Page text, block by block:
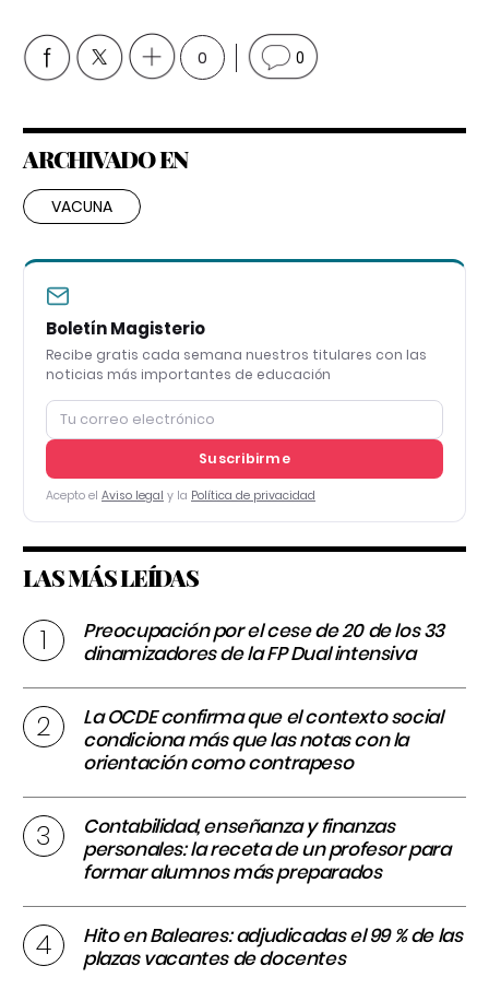
0 0
ARCHIVADO EN
VACUNA
Boletín Magisterio
Recibe gratis cada semana nuestros titulares con las
noticias más importantes de educación
Suscribirme
Acepto el Aviso legal y la Política de privacidad
LAS MÁS LEÍDAS
Preocupación por el cese de 20 de los 33
dinamizadores de la FP Dual intensiva
La OCDE confirma que el contexto social
condiciona más que las notas con la
orientación como contrapeso
Contabilidad, enseñanza y finanzas
personales: la receta de un profesor para
formar alumnos más preparados
Hito en Baleares: adjudicadas el 99 % de las
plazas vacantes de docentes